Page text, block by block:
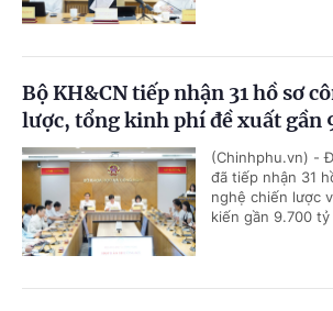
Bộ KH&CN tiếp nhận 31 hồ sơ
lược, tổng kinh phí đề xuất gần
(Chinhphu.vn) -
đã tiếp nhận 31
nghệ chiến lược
kiến gần 9.700